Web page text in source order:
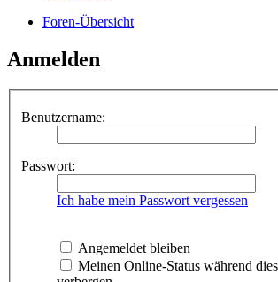
Foren-Übersicht
Anmelden
Benutzername:
Passwort:
Ich habe mein Passwort vergessen
Angemeldet bleiben
Meinen Online-Status während